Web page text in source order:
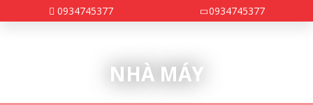
0934745377 0934745377
NHÀ MÁY